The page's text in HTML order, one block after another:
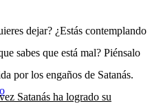
dejar? ¿Estás contemplando
sabes que está mal? Piénsalo
por los engaños de Satanás.
Satanás ha logrado su